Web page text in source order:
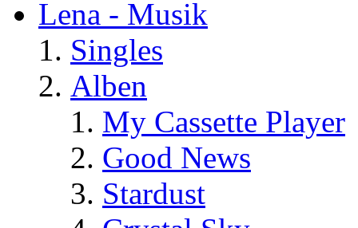
Lena - Musik
Singles
Alben
My Cassette Player
Good News
Stardust